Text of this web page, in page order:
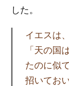
した。
イエスは
「天の国
たのに似
招いてお